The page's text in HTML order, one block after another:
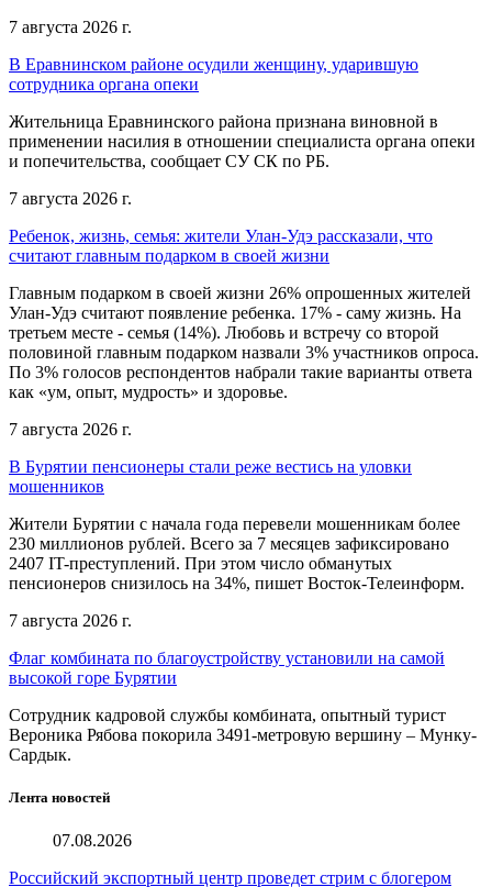
7 августа 2026 г.
В Еравнинском районе осудили женщину, ударившую
сотрудника органа опеки
Жительница Еравнинского района признана виновной в
применении насилия в отношении специалиста органа опеки
и попечительства, сообщает СУ СК по РБ.
7 августа 2026 г.
Ребенок, жизнь, семья: жители Улан-Удэ рассказали, что
считают главным подарком в своей жизни
Главным подарком в своей жизни 26% опрошенных жителей
Улан-Удэ считают появление ребенка. 17% - саму жизнь. На
третьем месте - семья (14%). Любовь и встречу со второй
половиной главным подарком назвали 3% участников опроса.
По 3% голосов респондентов набрали такие варианты ответа
как «ум, опыт, мудрость» и здоровье.
7 августа 2026 г.
В Бурятии пенсионеры стали реже вестись на уловки
мошенников
Жители Бурятии с начала года перевели мошенникам более
230 миллионов рублей. Всего за 7 месяцев зафиксировано
2407 IT-преступлений. При этом число обманутых
пенсионеров снизилось на 34%, пишет Восток-Телеинформ.
7 августа 2026 г.
Флаг комбината по благоустройству установили на самой
высокой горе Бурятии
Сотрудник кадровой службы комбината, опытный турист
Вероника Рябова покорила 3491-метровую вершину – Мунку-
Сардык.
Лента новостей
07.08.2026
Российский экспортный центр проведет стрим с блогером